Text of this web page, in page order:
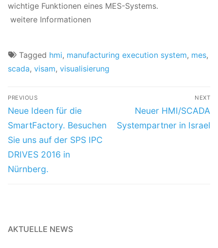
wichtige Funktionen eines MES-Systems.
weitere Informationen
Tagged hmi, manufacturing execution system, mes,
scada, visam, visualisierung
PREVIOUS
Neue Ideen für die
SmartFactory. Besuchen
Sie uns auf der SPS IPC
DRIVES 2016 in
Nürnberg.
NEXT
Neuer HMI/SCADA
Systempartner in Israel
AKTUELLE NEWS